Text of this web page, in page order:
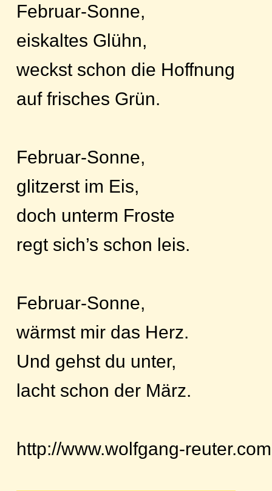
Februar-Sonne,
eiskaltes Glühn,
weckst schon die Hoffnung
auf frisches Grün.
Februar-Sonne,
glitzerst im Eis,
doch unterm Froste
regt sich’s schon leis.
Februar-Sonne,
wärmst mir das Herz.
Und gehst du unter,
lacht schon der März.
http://www.wolfgang-